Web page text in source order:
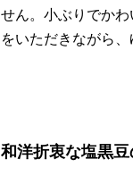
せん。小ぶりでか
をいただきながら
和洋折衷な塩黒